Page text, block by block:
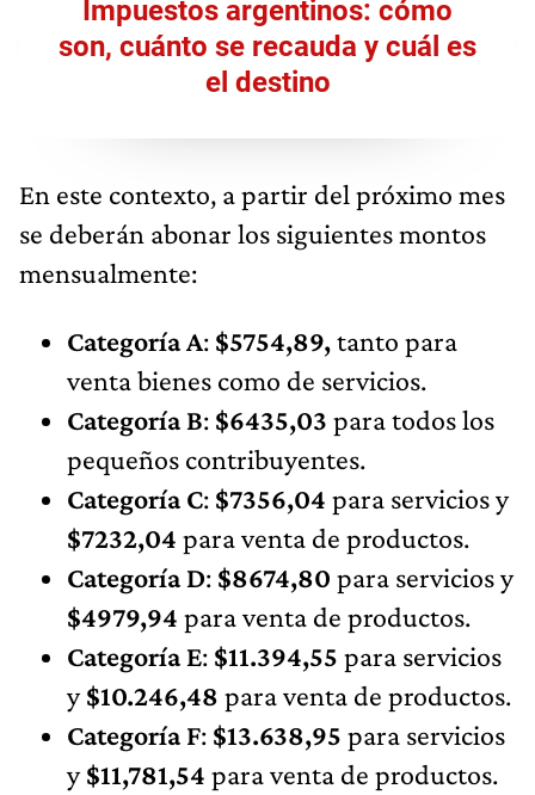
Impuestos argentinos: cómo
son, cuánto se recauda y cuál es
el destino
En este contexto, a partir del próximo mes
se deberán abonar los siguientes montos
mensualmente:
Categoría A: $5754,89,tanto para
venta bienes como de servicios.
Categoría B: $6435,03 para todos los
pequeños contribuyentes.
Categoría C: $7356,04 para servicios y
$7232,04 paraventa de productos.
Categoría D: $8674,80 para servicios y
$4979,94 para venta de productos.
Categoría E: $11.394,55 para servicios
y$10.246,48 para venta de productos.
Categoría F: $13.638,95 para servicios
y$11,781,54 para venta de productos.